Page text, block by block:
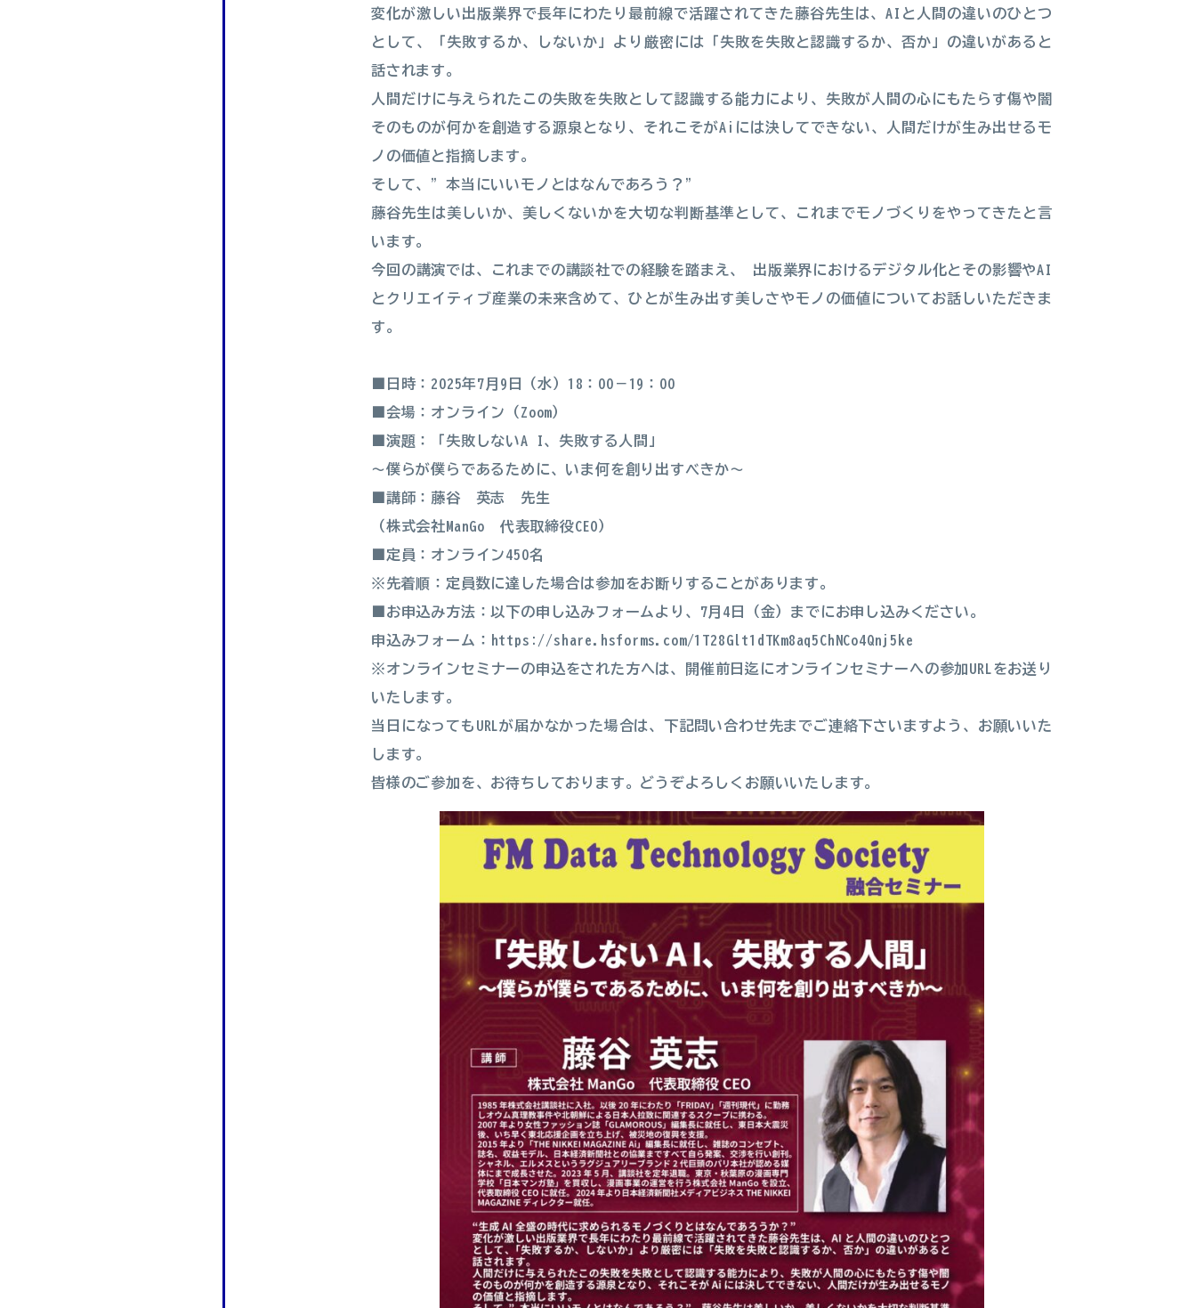
変化が激しい出版業界で長年にわたり最前線で活躍されてきた藤谷先生は、AIと人間の違いのひとつ
として、「失敗するか、しないか」より厳密には「失敗を失敗と認識するか、否か」の違いがあると
話されます。
人間だけに与えられたこの失敗を失敗として認識する能力により、失敗が人間の心にもたらす傷や闇
そのものが何かを創造する源泉となり、それこそがAiには決してできない、人間だけが生み出せるモ
ノの価値と指摘します。
そして、”本当にいいモノとはなんであろう？”
藤谷先生は美しいか、美しくないかを大切な判断基準として、これまでモノづくりをやってきたと言
います。
今回の講演では、これまでの講談社での経験を踏まえ、 出版業界におけるデジタル化とその影響やAI
とクリエイティブ産業の未来含めて、ひとが生み出す美しさやモノの価値についてお話しいただきま
す。
■日時：2025年7月9日（水）18：00－19：00
■会場：オンライン（Zoom）
■演題：「失敗しないA I、失敗する人間」
〜僕らが僕らであるために、いま何を創り出すべきか〜
■講師：藤谷 英志 先生
（株式会社ManGo 代表取締役CEO）
■定員：オンライン450名
※先着順：定員数に達した場合は参加をお断りすることがあります。
■お申込み方法：以下の申し込みフォームより、7月4日（金）までにお申し込みください。
申込みフォーム：
https://share.hsforms.com/1T28Glt1dTKm8aq5ChNCo4Qnj5ke
※オンラインセミナーの申込をされた方へは、開催前日迄にオンラインセミナーへの参加URLをお送り
いたします。
当日になってもURLが届かなかった場合は、下記問い合わせ先までご連絡下さいますよう、お願いいた
します。
皆様のご参加を、お待ちしております。どうぞよろしくお願いいたします。